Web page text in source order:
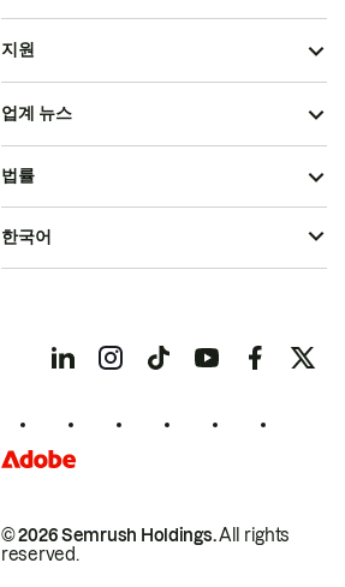
지원
업계 뉴스
© 2026 Semrush Holdings.All rights
reserved.
법률
한국어